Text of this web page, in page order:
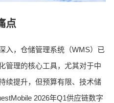
点
入，仓储管理系统（WMS）已
管理的核心工具，尤其对于中
续提升，但预算有限、技术储
2026年Q1供应链数字